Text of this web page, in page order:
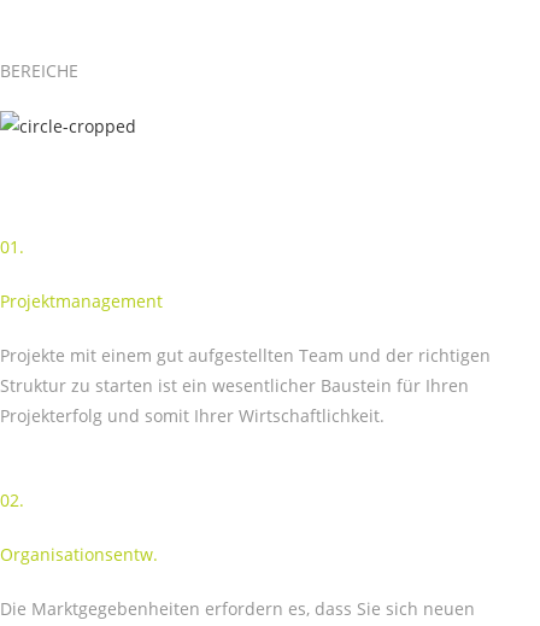
BEREICHE
01.
Projektmanagement
Projekte mit einem gut aufgestellten Team und der richtigen
Struktur zu starten ist ein wesentlicher Baustein für Ihren
Projekterfolg und somit Ihrer Wirtschaftlichkeit.
02.
Organisationsentw.
Die Marktgegebenheiten erfordern es, dass Sie sich neuen